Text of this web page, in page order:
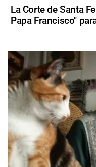
La Corte de Santa
Papa Francisco"